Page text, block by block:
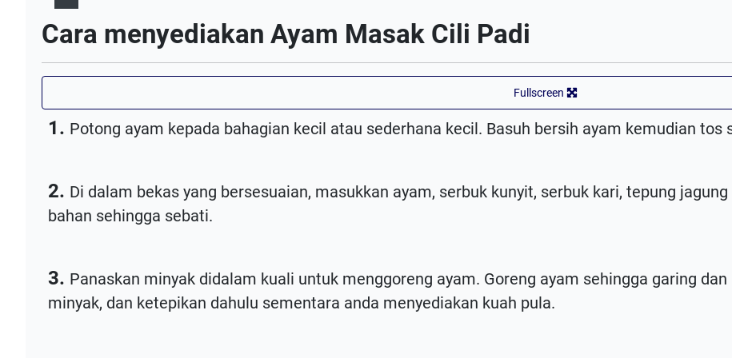
Cara menyediakan Ayam Masak Cili Padi
Fullscreen
1. Potong ayam kepada bahagian kecil atau sederhana kecil. Basuh bersih ayam kemudian tos
2. Di dalam bekas yang bersesuaian, masukkan ayam, serbuk kunyit, serbuk kari, tepung
bahan sehingga sebati.
3. Panaskan minyak didalam kuali untuk menggoreng ayam. Goreng ayam sehingga garing
minyak, dan ketepikan dahulu sementara anda menyediakan kuah pula.